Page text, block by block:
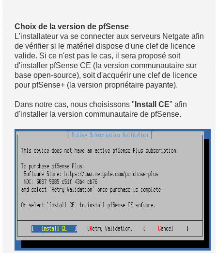
Choix de la version de pfSense
L'installateur va se connecter aux serveurs Netgate afin
de vérifier si le matériel dispose d'une clef de licence
valide. Si ce n'est pas le cas, il sera proposé soit
d'installer pfSense CE (la version communautaire sur
base open-source), soit d'acquérir une clef de licence
pour pfSense+ (la version propriétaire payante).
Dans notre cas, nous choisissons " Install CE" afin
d'installer la version communautaire de pfSense.